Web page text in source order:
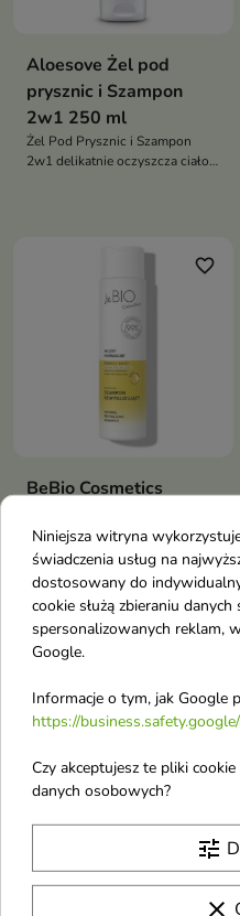
Aloesove Żel pod
prysznic i Szampon
2w1 250 ml
Żel Pod Prysznic i Szampon
2w1 delikatnie oczyszcza ciało i
favorite_border
BeBio Cosmetics
włosów normalnych
300 ml
Szampon rewitalizujący
przeznaczony do włosów
normalnych
Obecnie brak na stanie favorite_border
Niniejsza witryna
świadczenia usług na
dostosowany do
cookie służą zbieraniu
spersonalizowanych reklam,
Google.
Informacje o tym, jak Google
https://
Czy akceptujesz te pliki
danych osobowych?
tune
clear